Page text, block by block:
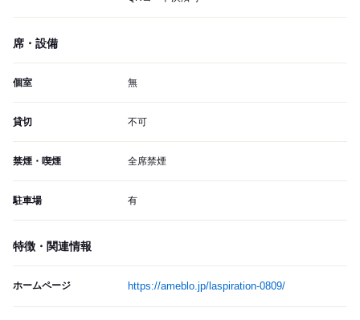
席・設備
個室 無
貸切 不可
禁煙・喫煙 全席禁煙
駐車場 有
特徴・関連情報
ホームページ https://ameblo.jp/laspiration-0809/